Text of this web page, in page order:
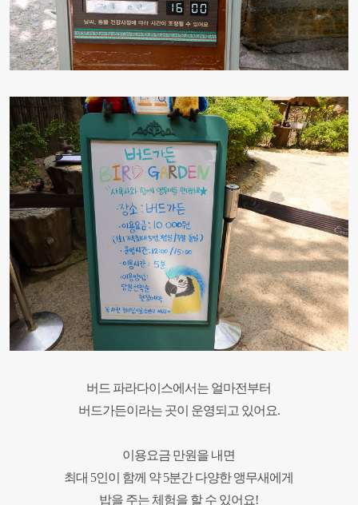
버드 파라다이스에서는 얼마전부터
버드가든이라는 곳이 운영되고 있어요.
이용요금 만원을 내면
최대 5인이 함께 약5분간 다양한 앵무새에게
밥을 주는 체험을 할 수 있어요!